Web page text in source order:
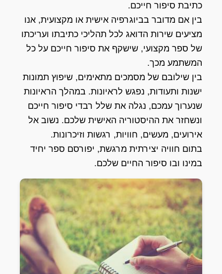
כתיבת סיפור חייכם.
בין אם מדובר בביוגרפיה אישית או מקצועית, אנו
מציעים שירות הדואג לכל תהליכי כתיבתו ועריכתו
של ספר מקצועי, שישקף את סיפור חייכם על כל
המשתמע מכך.
בין שילובם של מסמכים מתאימים, שיפוץ תמונות
ישנות ותעודות, נפגש לראיונות. במהלך הראיונות
שנערוך עמכם, נגלה את שלל רבדי סיפור חייכם
ונשחזר את ההיסטוריה האישית שלכם. נשוב אל
אירועים, מעשים, חוויות, רגשות וזיכרונות.
בתום חוויה יצירתית מרגשת, יפורסם ספר יחיד
במינו ובו סיפור החיים שלכם.